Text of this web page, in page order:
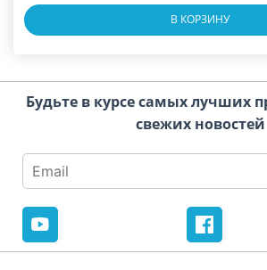
В КОРЗИНУ
Будьте в курсе самых лучших
свежих новостей